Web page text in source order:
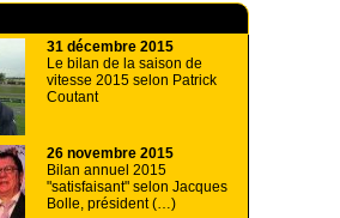
31 décembre 2015
Le bilan de la saison de
vitesse 2015 selon Patrick
Coutant
26 novembre 2015
Bilan annuel 2015
"satisfaisant" selon Jacques
Bolle, président (…)